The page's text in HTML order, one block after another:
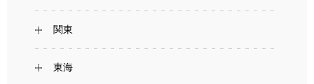
関東
東海